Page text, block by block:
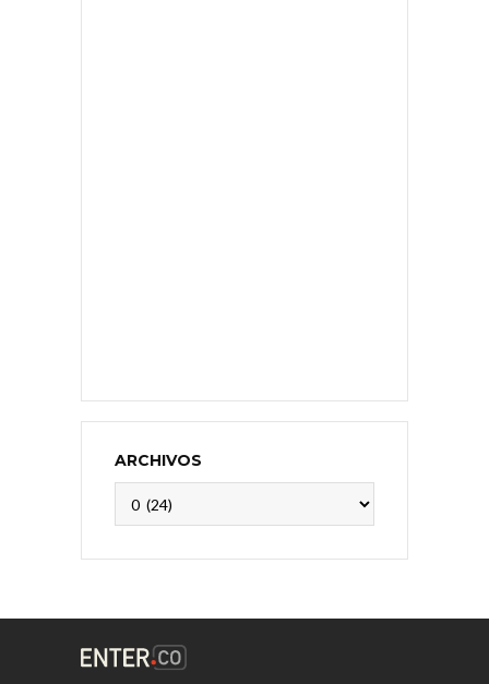
ARCHIVOS